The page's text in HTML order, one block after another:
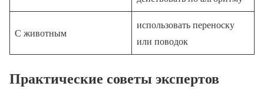
С животным
использовать переноску
или поводок
Практические советы экспертов